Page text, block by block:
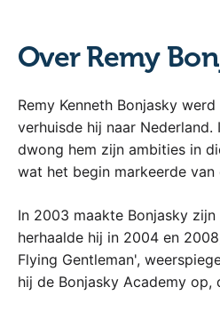
Over Remy
Remy Kenneth Bonjasky
verhuisde hij naar
dwong hem zijn ambities in
wat het begin markeerde
In 2003 maakte Bonjasky
herhaalde hij in 2004 en
Flying Gentleman',
hij de Bonjasky Academy